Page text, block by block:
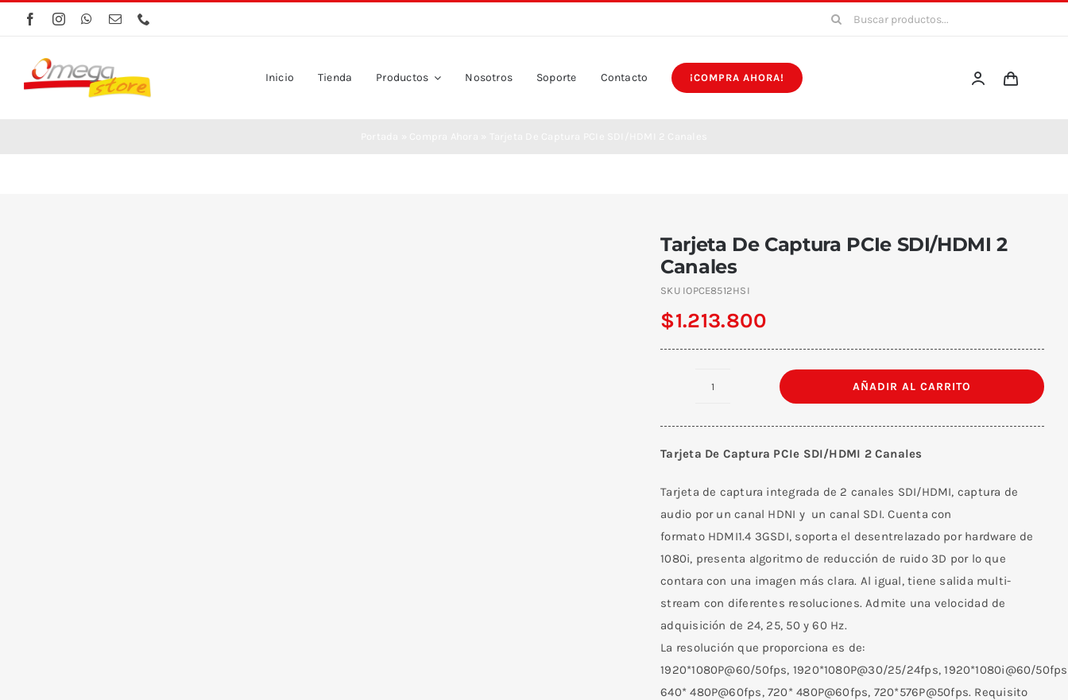
Saltar
contenido
Buscar:
Inicio Tienda Productos Nosotros Soporte Contacto ¡COMPRA AHORA!
Tarjeta De Captura PCIe SDI/HDMI 2
Canales
SKU IOPCE8512HSI
$1.213.800
PCIe
SDI/HDMI
Canales
cantidad
AÑADIR AL CARRITO
Tarjeta De Captura PCIe SDI/HDMI 2 Canales
Tarjeta de captura integrada de 2 canales SDI/HDMI, captura de
audio por un canal HDNI y un canal SDI. Cuenta con
formato HDMI1.4 3GSDI, soporta el desentrelazado por hardware de
1080i, presenta algoritmo de reducción de ruido 3D por lo que
contara con una imagen más clara. Al igual, tiene salida multi-
stream con diferentes resoluciones. Admite una velocidad de
adquisición de 24, 25, 50 y 60 Hz.
La resolución que proporciona es de:
1920*1080P@60/50fps, 1920*1080P@30/25/24fps, 1920*1080i@60/
640* 480P@60fps, 720* 480P@60fps, 720*576P@50fps. Requisito